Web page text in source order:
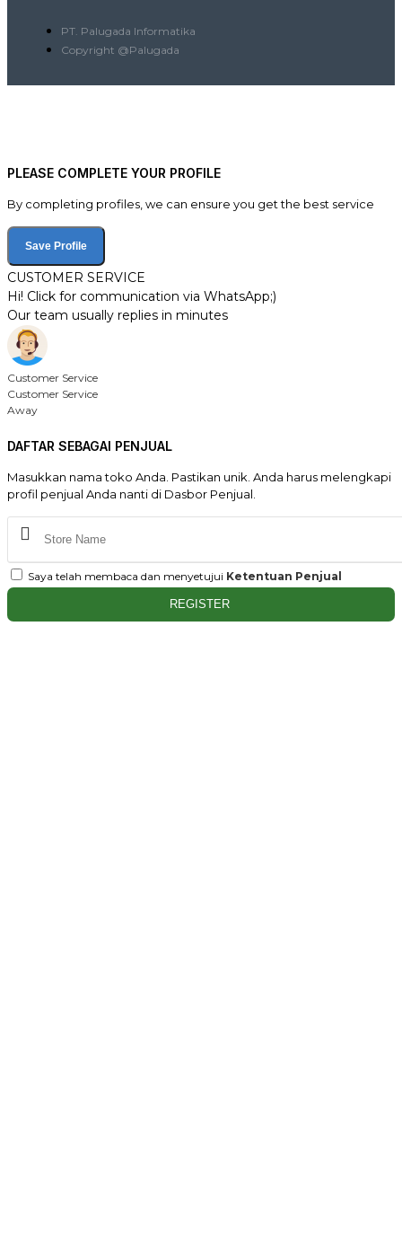
PT. Palugada Informatika
Copyright @Palugada
PLEASE COMPLETE YOUR PROFILE
By completing profiles, we can ensure you get the best service
Save Profile
CUSTOMER SERVICE
Hi! Click for communication via WhatsApp;)
Our team usually replies in minutes
Customer Service
Customer Service
Away
DAFTAR SEBAGAI PENJUAL
Masukkan nama toko Anda. Pastikan unik. Anda harus melengkapi
profil penjual Anda nanti di Dasbor Penjual.
Saya telah membaca dan menyetujui Ketentuan Penjual
REGISTER